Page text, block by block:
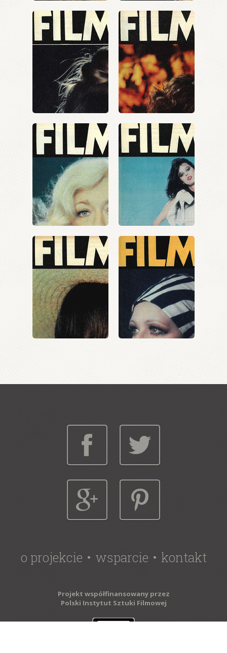
o projekcie wsparcie kontakt
Projekt współfinansowany przez